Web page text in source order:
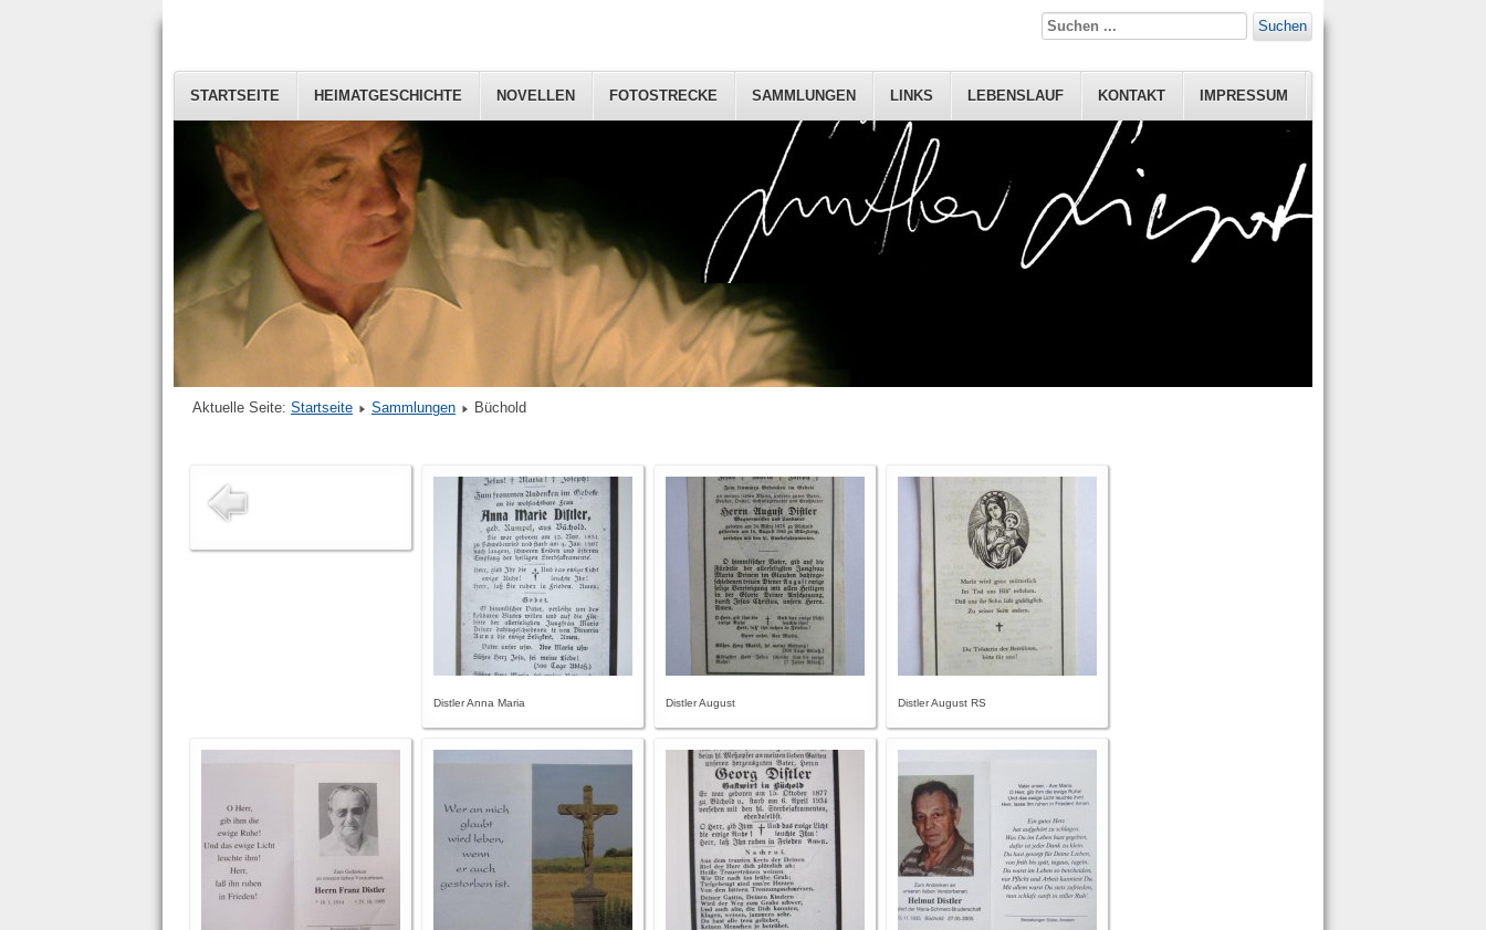
STARTSEITE HEIMATGESCHICHTE NOVELLEN FOTOSTRECKE SAMMLUNGEN LINKS LEBENSLAUF KONTAKT IMPRESSUM
Suchen
Aktuelle Seite: Startseite Sammlungen Büchold
Distler Anna Maria Distler August Distler August RS